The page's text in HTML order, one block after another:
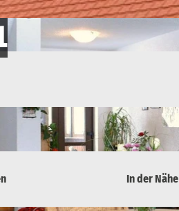
In der Nähe